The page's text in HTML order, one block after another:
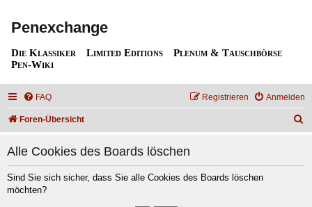
Penexchange
Die Klassiker Limited Editions
Plenum & Tauschbörse
Pen-Wiki
FAQ Anmelden
Registrieren
Foren-Übersicht
Alle Cookies des Boards löschen
Sind Sie sich sicher, dass Sie alle Cookies des Boards löschen
möchten?